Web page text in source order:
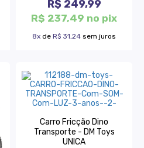
R$ 249,99
R$ 237,49 no pix
8x de R$ 31,24 sem juros
Carro Fricção Dino
Transporte - DM Toys
UNICA